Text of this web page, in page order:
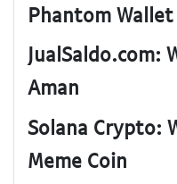
Phantom Wallet
JualSaldo.com:
Aman
Solana Crypto:
Meme Coin